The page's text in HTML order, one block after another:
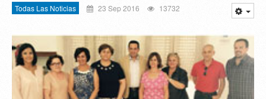
Todas Las Noticias 23 Sep 2016 13732